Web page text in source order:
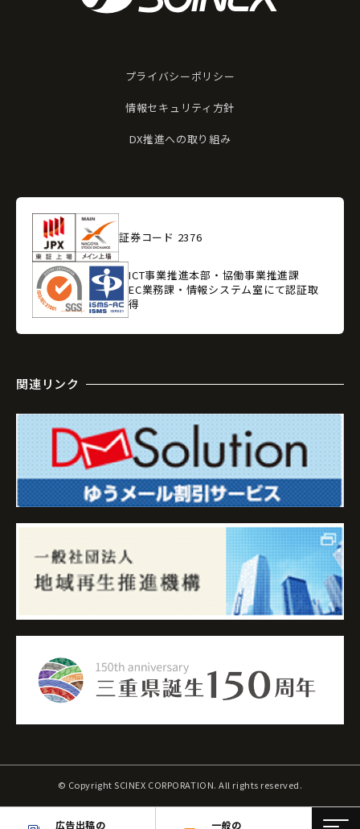
広告出稿の 一般の
プライバシーポリシー
情報セキュリティ方針
DX推進への取り組み
証券コード 2376
ICT事業推進本部・協働事業推進課
EC業務課・情報システム室にて認証取
得
関連リンク
© Copyright SCINEX CORPORATION. All rights reserved.